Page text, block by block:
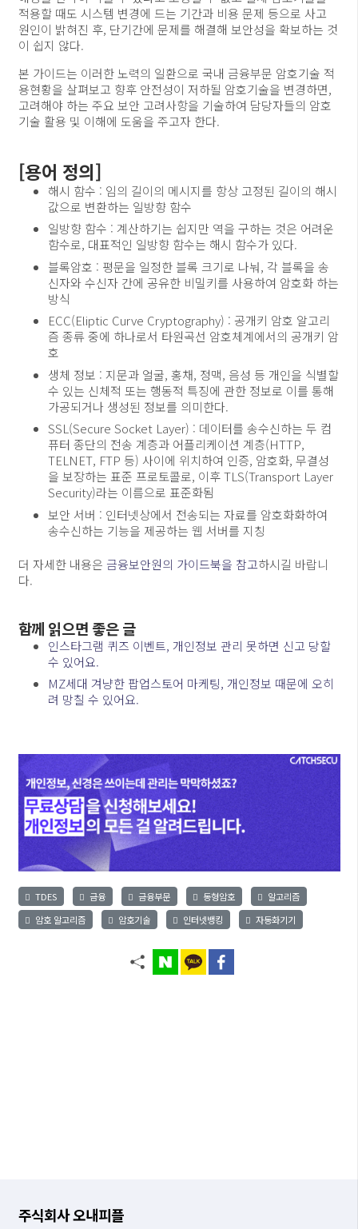
적용할 때도 시스템 변경에 드는 기간과 비용 문제 등으로 사고
원인이 밝혀진 후, 단기간에 문제를 해결해 보안성을 확보하는 것
이 쉽지 않다.
본 가이드는 이러한 노력의 일환으로 국내 금융부문 암호기술 적
용현황을 살펴보고 향후 안전성이 저하될 암호기술을 변경하면,
고려해야 하는 주요 보안 고려사항을 기술하여 담당자들의 암호
기술 활용 및 이해에 도움을 주고자 한다.
[용어 정의]
해시 함수 : 임의 길이의 메시지를 항상 고정된 길이의 해시
값으로 변환하는 일방향 함수
일방향 함수 : 계산하기는 쉽지만 역을 구하는 것은 어려운
함수로, 대표적인 일방향 함수는 해시 함수가 있다.
블록암호 : 평문을 일정한 블록 크기로 나눠, 각 블록을 송
신자와 수신자 간에 공유한 비밀키를 사용하여 암호화 하는
방식
ECC(Eliptic Curve Cryptography) : 공개키 암호 알고리
즘 종류 중에 하나로서 타원곡선 암호체계에서의 공개키 암
호
생체 정보 : 지문과 얼굴, 홍채, 정맥, 음성 등 개인을 식별할
수 있는 신체적 또는 행동적 특징에 관한 정보로 이를 통해
가공되거나 생성된 정보를 의미한다.
SSL(Secure Socket Layer) : 데이터를 송수신하는 두 컴
퓨터 종단의 전송 계층과 어플리케이션 계층(HTTP,
TELNET, FTP 등) 사이에 위치하여 인증, 암호화, 무결성
을 보장하는 표준 프로토콜로, 이후 TLS(Transport Layer
Security)라는 이름으로 표준화됨
보안 서버 : 인터넷상에서 전송되는 자료를 암호화화하여
송수신하는 기능을 제공하는 웹 서버를 지칭
더 자세한 내용은 금융보안원의 가이드북을 참고하시길 바랍니
다.
함께 읽으면 좋은 글
인스타그램 퀴즈 이벤트, 개인정보 관리 못하면 신고 당할
수 있어요.
MZ세대 겨냥한 팝업스토어 마케팅, 개인정보 때문에 오히
려 망칠 수 있어요.
TDES 금융 금융부문 동형암호
알고리즘
암호 알고리즘
암호기술 인터넷뱅킹 자동화기기
주식회사 오내피플